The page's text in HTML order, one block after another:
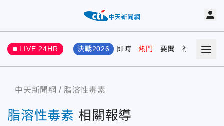
LIVE 24HR 決戰2026 即時 熱門 要聞 社會 娛樂
中天新聞網 脂溶性毒素
脂溶性毒素 相關報導